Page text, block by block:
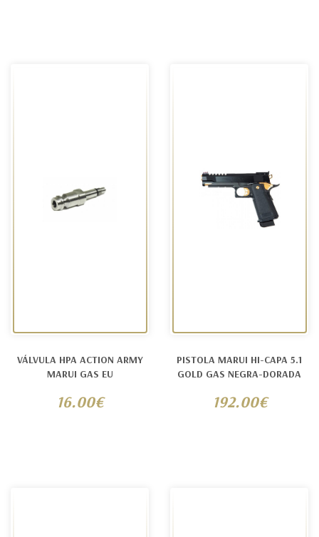
VÁLVULA HPA ACTION ARMY
MARUI GAS EU
16.00€
PISTOLA MARUI HI-CAPA 5.1
GOLD GAS NEGRA-DORADA
192.00€